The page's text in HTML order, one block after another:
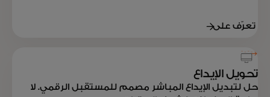
تعرّف على
تحويل الإيداع
حل لتبديل الإيداع المباشر مصمم للمستقبل الرقمي. لا